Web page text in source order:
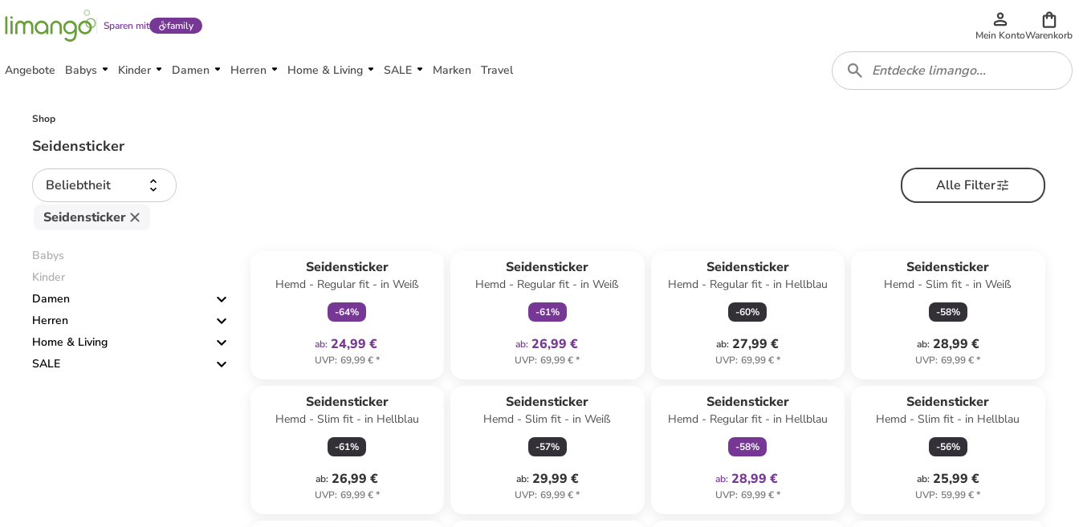
Sparen mit family
Mein KontoWarenkorb
Angebote Babys Kinder Damen Herren Home & Living SALE Marken Travel
Shop
Seidensticker
Beliebtheit
Alle Filter
Seidensticker
Babys
Kinder
Damen
Herren
Home & Living
SALE
Seidensticker
Hemd - Regular fit - in Weiß
-64%
ab: 24,99 €
UVP: 69,99 €*
Seidensticker
Hemd - Regular fit - in Weiß
-61%
ab: 26,99 €
UVP: 69,99 €*
Seidensticker
Hemd - Regular fit - in Hellblau
-60%
ab: 27,99 €
UVP: 69,99 €*
Seidensticker
Hemd - Slim fit - in Weiß
-58%
ab: 28,99 €
UVP: 69,99 €*
Seidensticker
Hemd - Slim fit - in Hellblau
-61%
ab: 26,99 €
UVP: 69,99 €*
Seidensticker
Hemd - Slim fit - in Weiß
-57%
ab: 29,99 €
UVP: 69,99 €*
Seidensticker
Hemd - Regular fit - in Hellblau
-58%
ab: 28,99 €
UVP: 69,99 €*
Seidensticker
Hemd - Slim fit - in Hellblau
-56%
ab: 25,99 €
UVP: 59,99 €*